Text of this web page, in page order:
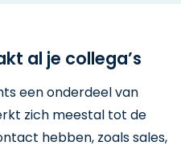
al je collega’s
een onderdeel van
zich meestal tot de
hebben, zoals sales,